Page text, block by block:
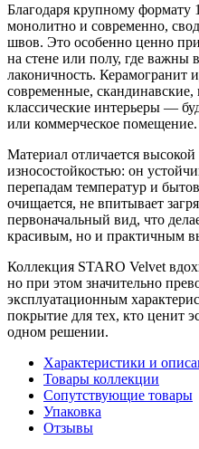
Благодаря крупному формату
монолитно и современно,
швов. Это особенно ценно
на стене или полу, где важны
лаконичность. Керамогранит
современные,
классические интерьеры —
или коммерческое помещение.
Материал отличается
износостойкостью: он
перепадам температур и
очищается, не впитывает
первоначальный вид, что
красивым, но и практичным
Коллекция STARO Velvet
но при этом значительно
эксплуатационным
покрытие для тех, кто ценит
одном решении.
Характеристики и
Товары коллекции
Сопутствующие товары
Упаковка
Отзывы